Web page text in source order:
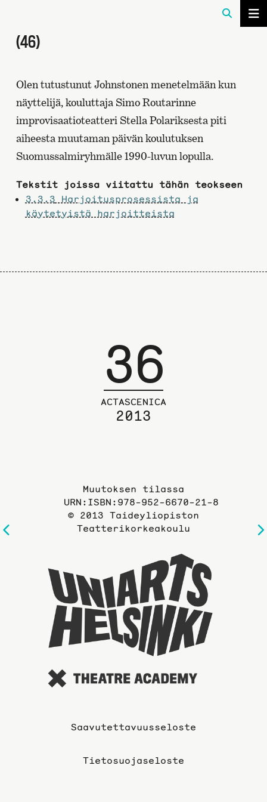
(46)
Olen tutustunut Johnstonen menetelmään kun
näyttelijä, kouluttaja Simo Routarinne
improvisaatioteatteri Stella Polariksesta piti
aiheesta muutaman päivän koulutuksen
Suomussalmiryhmälle 1990-luvun lopulla.
Tekstit joissa viitattu tähän teokseen
3.3.3 Harjoitusprosessista ja
käytetyistä harjoitteista
36
ACTASCENICA
2013
Muutoksen tilassa
URN:ISBN:978-952-6670-21-8
© 2013 Taideyliopiston
Teatterikorkeakoulu
Saavutettavuusseloste
Tietosuojaseloste